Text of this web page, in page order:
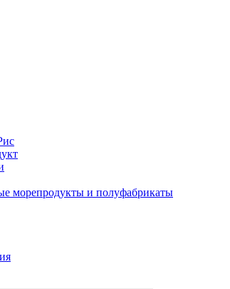
морепродукты и полуфабрикаты